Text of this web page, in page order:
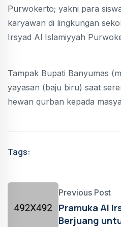
Purwokerto; yakni para
karyawan di lingkungan
Irsyad Al Islamiyyah
Tampak Bupati Banyumas
yayasan (baju biru) saat
hewan qurban kepada
Tags:
Previous Post
Pramuka Al
Berjuang